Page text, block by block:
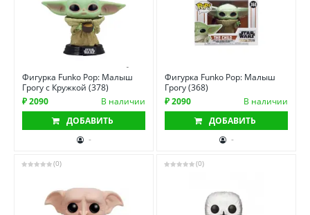
Фигурка Funko Pop: Малыш
Грогу с Кружкой (378)
₽ 2090
В наличии
ДОБАВИТЬ
-
Фигурка Funko Pop: Малыш
Грогу (368)
₽ 2090
В наличии
ДОБАВИТЬ
-
(0) (0)